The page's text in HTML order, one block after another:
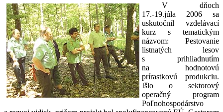
V dňoch
17.-19.júla 2006 sa
uskutočnil vzdelávací
kurz s tematickým
názvom: Pestovanie
listnatých lesov
s prihliadnutím
na hodnotovú
prírastkovú produkciu.
Išlo o sektorový
operačný program
Poľnohospodárstvo